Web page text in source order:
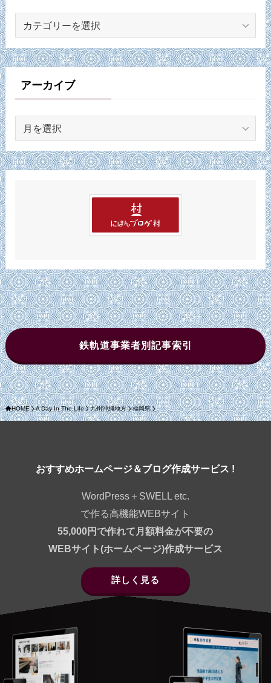
ゴ
リ
ーアーカイブ
カ
イ
鉄軌道事業者別記事索引
HOME A Day In The Life 九州沖縄地方 福岡県
おすすめホームページ＆ブログ作成サービス !
WordPress＋SWELL etc.
で作る高機能WEBサイト
55,000円で作れて月額料金が不要の
WEBサイト(ホームページ)作成サービス
詳しく見る